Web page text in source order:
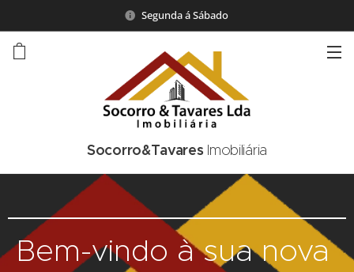
Segunda á Sábado
Socorro&Tavares Imobiliária
Bem-vindo à sua nova